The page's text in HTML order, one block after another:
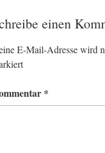
einen
E-Mail-Adresse wird
*